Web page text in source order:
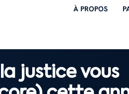
À PROPOS
justice vous